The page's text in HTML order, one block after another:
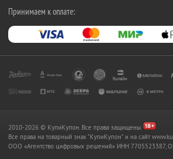
Принимаем к оплате:
2010-2026 © КупиКупон. Все права защищены.
Все права на товарный знак "КупиКупон" и на сайт
OOO «Агентство цифровых решений» ИНН 7705523387,